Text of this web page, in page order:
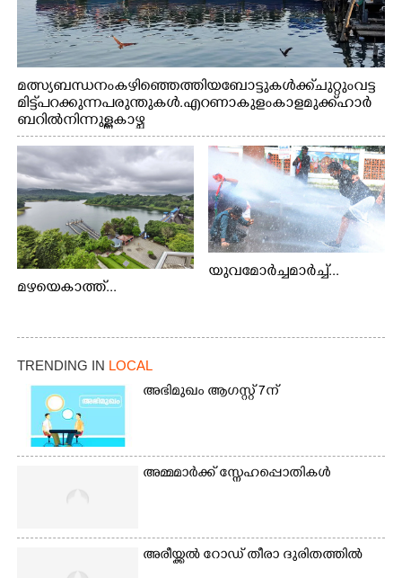
മത്സ്യബന്ധനം കഴിഞ്ഞെത്തിയ ബോട്ടുകൾക്ക് ചുറ്റും വട്ട
മിട്ട് പറക്കുന്ന പരുന്തുകൾ. എറണാകുളം കാളമുക്ക് ഹാർ
ബറിൽ നിന്നുള്ള കാഴ്ച
മഴയെകാത്ത്...
യുവമോർച്ചമാർച്ച്...
TRENDING IN LOCAL
അഭിമുഖം ആഗസ്റ്റ് 7ന്
അമ്മമാർക്ക് സ്നേഹപ്പൊതികൾ
അരീയ്ക്കൽ റോഡ് തീരാ ദുരിതത്തിൽ